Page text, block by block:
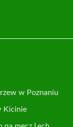
w Poznaniu
Kicinie